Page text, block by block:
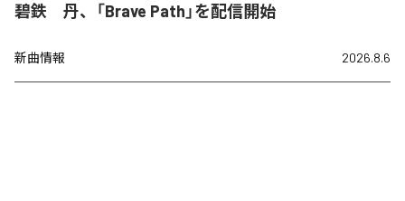
碧鉄 丹、「Brave Path」を配信開始
新曲情報 2026.8.6